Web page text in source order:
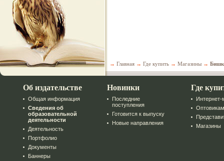
→ Главная → Где купить → Магазины →
Об издательстве
Общая информация
Сведения об
образовательной
деятельности
Деятельность
Портфолио
Документы
Баннеры
Новинки
Последние
поступления
Готовится к выпуску
Новые направления
Где
Интернет-
Оптовикам
Магазины